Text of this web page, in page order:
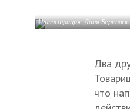
Иллюстрация: Даня
Два
что